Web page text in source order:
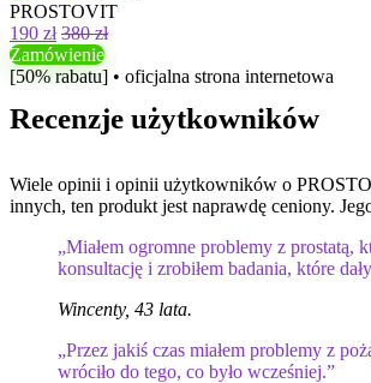
PROSTOVIT
190 zł 380 zł
Zamówienie
[50% rabatu] • oficjalna strona internetowa
Recenzje użytkowników
Wiele opinii i opinii użytkowników o
innych, ten produkt jest naprawdę ceniony.
„Miałem ogromne problemy z prostatą,
konsultację i zrobiłem badania, które
Wincenty, 43 lata.
„Przez jakiś czas miałem problemy z
wróciło do tego, co było wcześniej.”